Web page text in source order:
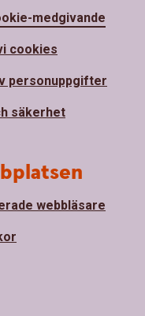
medgivande
cookies
personuppgifter
säkerhet
webbläsare